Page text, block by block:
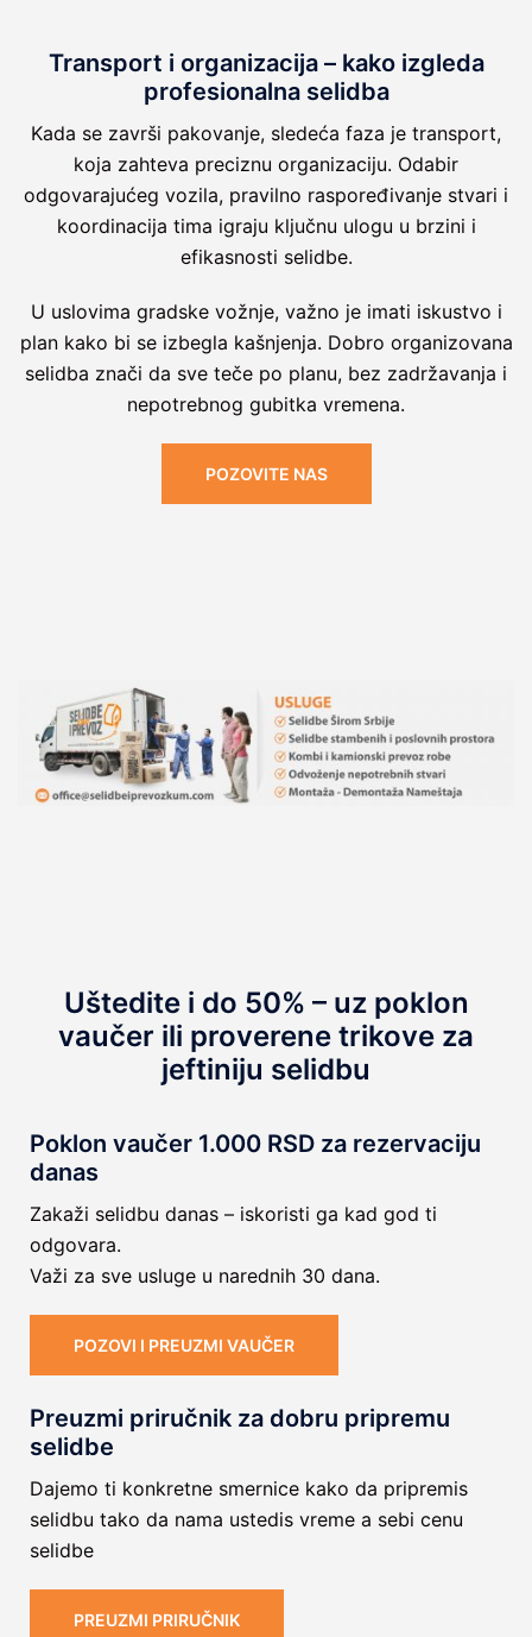
Transport i organizacija – kako izgleda
profesionalna selidba
Kada se završi pakovanje, sledeća faza je transport,
koja zahteva preciznu organizaciju. Odabir
odgovarajućeg vozila, pravilno raspoređivanje stvari i
koordinacija tima igraju ključnu ulogu u brzini i
efikasnosti selidbe.
U uslovima gradske vožnje, važno je imati iskustvo i
plan kako bi se izbegla kašnjenja. Dobro organizovana
selidba znači da sve teče po planu, bez zadržavanja i
nepotrebnog gubitka vremena.
POZOVITE NAS
Uštedite i do 50% – uz poklon
vaučer ili proverene trikove za
jeftiniju selidbu
Poklon vaučer 1.000 RSD za rezervaciju
danas
Zakaži selidbu danas – iskoristi ga kad god ti
odgovara.
Važi za sve usluge u narednih 30 dana.
POZOVI I PREUZMI VAUČER
Preuzmi priručnik za dobru pripremu
selidbe
Dajemo ti konkretne smernice kako da pripremis
selidbu tako da nama ustedis vreme a sebi cenu
selidbe
PREUZMI PRIRUČNIK